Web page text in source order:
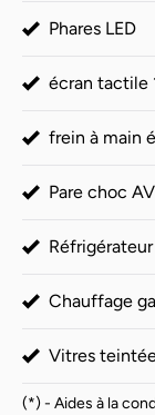
Phares LED
écran tactile
frein à main
Pare choc
Chauffage
Vitres
(*) - Aides à la